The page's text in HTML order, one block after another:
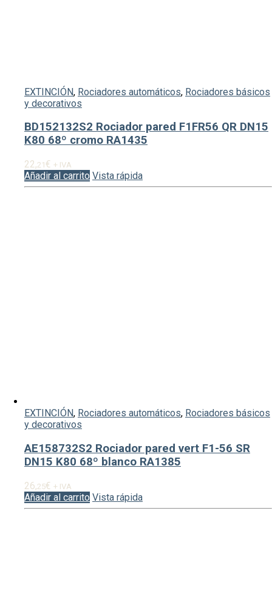
EXTINCIÓN, Rociadores automáticos, Rociadores básicos
y decorativos
BD152132S2 Rociador pared F1FR56 QR DN15
K80 68º cromo RA1435
22,21€ + IVA
Añadir al carrito Vista rápida
EXTINCIÓN, Rociadores automáticos, Rociadores básicos
y decorativos
AE158732S2 Rociador pared vert F1-56 SR
DN15 K80 68º blanco RA1385
26,25€ + IVA
Añadir al carrito Vista rápida